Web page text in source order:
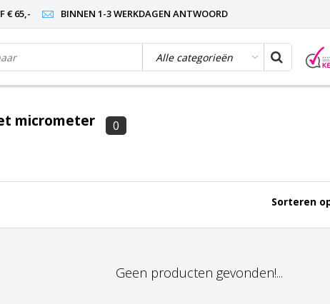
€ 65,- BINNEN 1-3 WERKDAGEN ANTWOORD
micrometer 0
Sorteren
Geen producten gevonden!...